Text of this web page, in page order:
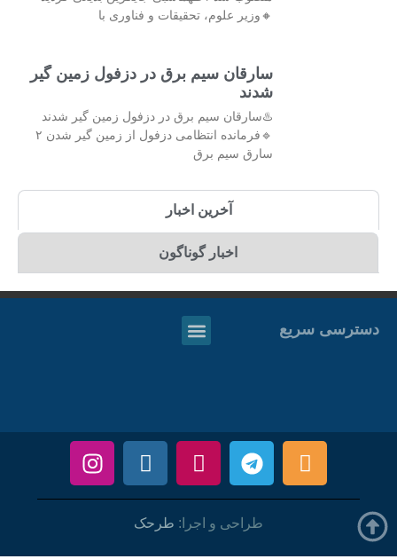
🔸وزیر علوم، تحقیقات و فناوری با
سارقان سیم برق در دزفول زمین گیر
شدند
♨️سارقان سیم برق در دزفول زمین گیر شدند
🔹فرمانده انتظامی دزفول از زمین گیر شدن ۲
سارق سیم برق
آخرین اخبار
اخبار گوناگون
دسترسی سریع
طراحی و اجرا: طرحک